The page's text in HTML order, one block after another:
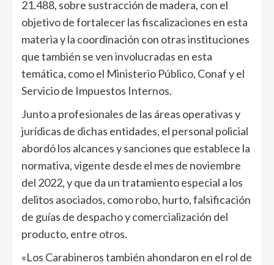
21.488, sobre sustracción de madera, con el
objetivo de fortalecer las fiscalizaciones en esta
materia y la coordinación con otras instituciones
que también se ven involucradas en esta
temática, como el Ministerio Público, Conaf y el
Servicio de Impuestos Internos.
Junto a profesionales de las áreas operativas y
jurídicas de dichas entidades, el personal policial
abordó los alcances y sanciones que establece la
normativa, vigente desde el mes de noviembre
del 2022, y que da un tratamiento especial a los
delitos asociados, como robo, hurto, falsificación
de guías de despacho y comercialización del
producto, entre otros.
«Los Carabineros también ahondaron en el rol de